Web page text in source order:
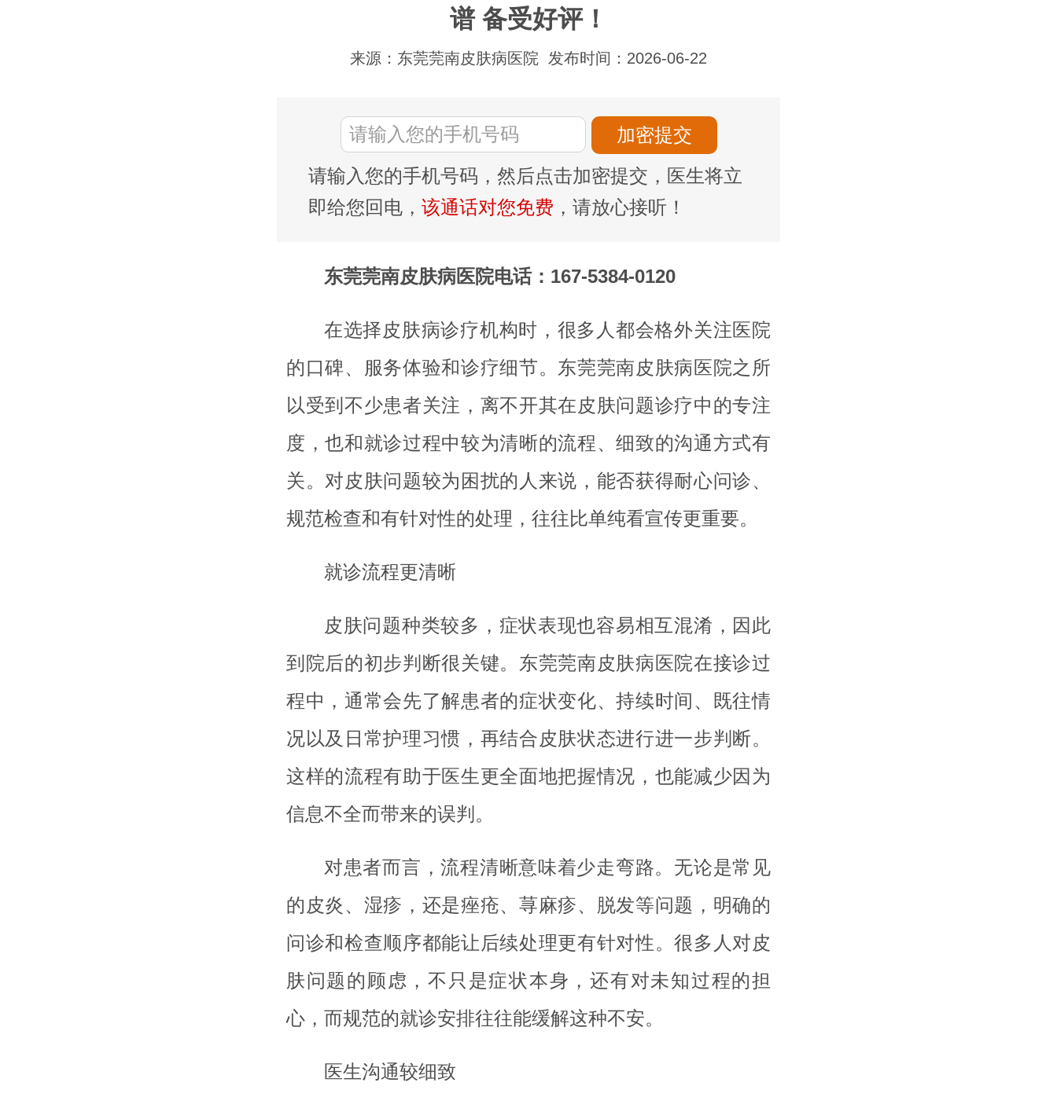
谱 备受好评！
来源：东莞莞南皮肤病医院 发布时间：2026-06-22
请输入您的手机号码，然后点击加密提交，医生将立
即给您回电， 该通话对您免费 ，请放心接听！
东莞莞南皮肤病医院电话：167-5384-0120
在选择皮肤病诊疗机构时，很多人都会格外关注医院
的口碑、服务体验和诊疗细节。东莞莞南皮肤病医院之所
以受到不少患者关注，离不开其在皮肤问题诊疗中的专注
度，也和就诊过程中较为清晰的流程、细致的沟通方式有
关。对皮肤问题较为困扰的人来说，能否获得耐心问诊、
规范检查和有针对性的处理，往往比单纯看宣传更重要。
就诊流程更清晰
皮肤问题种类较多，症状表现也容易相互混淆，因此
到院后的初步判断很关键。东莞莞南皮肤病医院在接诊过
程中，通常会先了解患者的症状变化、持续时间、既往情
况以及日常护理习惯，再结合皮肤状态进行进一步判断。
这样的流程有助于医生更全面地把握情况，也能减少因为
信息不全而带来的误判。
对患者而言，流程清晰意味着少走弯路。无论是常见
的皮炎、湿疹，还是痤疮、荨麻疹、脱发等问题，明确的
问诊和检查顺序都能让后续处理更有针对性。很多人对皮
肤问题的顾虑，不只是症状本身，还有对未知过程的担
心，而规范的就诊安排往往能缓解这种不安。
医生沟通较细致